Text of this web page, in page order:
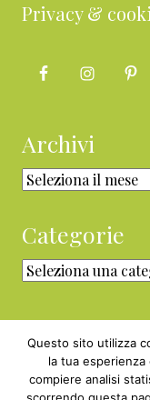
Privacy &
Archivi
Archivi
Categorie
Categorie
Copyright ©
Questo sito utilizza
la tua
compiere analisi